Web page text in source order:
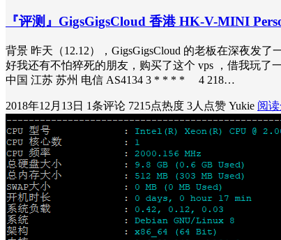
『评测』GigsGigsCloud 香港 HK-V-MINI
背景 昨天（12.12），GigsGigsCloud 的老板在深夜发
好我还有不怕猝死的朋友，购买了这个 vps ，借我玩了
中国 江苏 苏州 电信 AS4134 3 * * * * 4 218…
2018年12月13日 1条评论 7215点热度 3人点赞 Yukie 阅